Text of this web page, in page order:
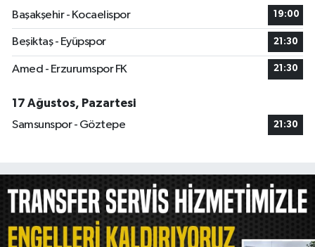
Başakşehir - Kocaelispor
19:00
Beşiktaş - Eyüpspor 21:30
Amed - Erzurumspor FK 21:30
17 Ağustos, Pazartesi
Samsunspor - Göztepe
21:30